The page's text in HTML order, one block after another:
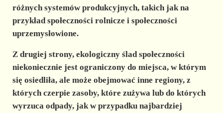
różnych systemów produkcyjnych, takich jak na
przykład społeczności rolnicze i społeczności
uprzemysłowione.
Z drugiej strony, ekologiczny ślad społeczności
niekoniecznie jest ograniczony do miejsca, w którym
się osiedliła, ale może obejmować inne regiony, z
których czerpie zasoby, które zużywa lub do których
wyrzuca odpady, jak w przypadku najbardziej